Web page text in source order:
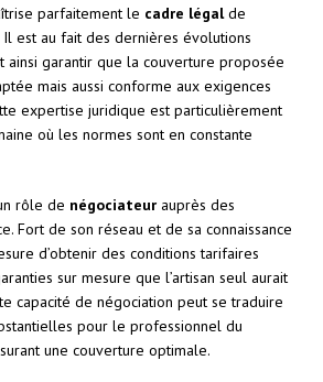
parfaitement le cadre légalde
Il est au fait des dernières évolutions
ainsi garantir que la couverture proposée
mais aussi conforme aux exigences
expertise juridique est particulièrement
où les normes sont en constante
rôle de négociateur auprès des
Fort de son réseau et de sa connaissance
d’obtenir des conditions tarifaires
sur mesure que l’artisan seul aurait
capacité de négociation peut se traduire
pour le professionnel du
une couverture optimale.